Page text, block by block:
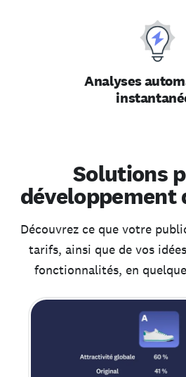
Analyses
Solutions
développement
Découvrez ce que votre
tarifs, ainsi que de vos
fonctionnalités, en